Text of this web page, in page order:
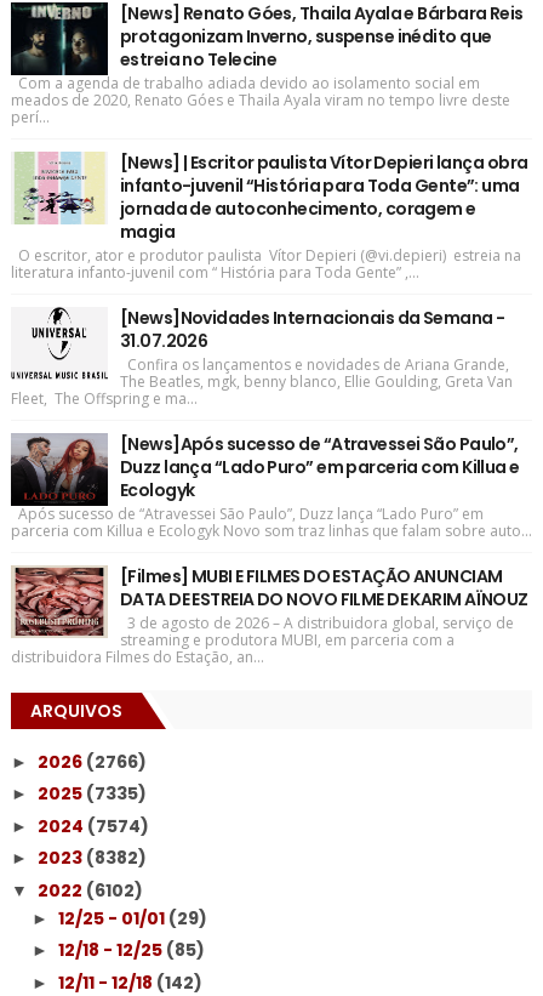
[News] Renato Góes, Thaila Ayala e Bárbara Reis
protagonizam Inverno, suspense inédito que
estreia no Telecine
Com a agenda de trabalho adiada devido ao isolamento social em
meados de 2020, Renato Góes e Thaila Ayala viram no tempo livre deste
perí...
[News] | Escritor paulista Vítor Depieri lança obra
infanto-juvenil “História para Toda Gente”: uma
jornada de autoconhecimento, coragem e
magia
O escritor, ator e produtor paulista Vítor Depieri (@vi.depieri) estreia na
literatura infanto-juvenil com “ História para Toda Gente” ,...
[News]Novidades Internacionais da Semana -
31.07.2026
Confira os lançamentos e novidades de Ariana Grande,
The Beatles, mgk, benny blanco, Ellie Goulding, Greta Van
Fleet, The Offspring e ma...
[News]Após sucesso de “Atravessei São Paulo”,
Duzz lança “Lado Puro” em parceria com Killua e
Ecologyk
Após sucesso de “Atravessei São Paulo”, Duzz lança “Lado Puro” em
parceria com Killua e Ecologyk Novo som traz linhas que falam sobre auto...
[Filmes] MUBI E FILMES DO ESTAÇÃO ANUNCIAM
DATA DE ESTREIA DO NOVO FILME DE KARIM AÏNOUZ
3 de agosto de 2026 – A distribuidora global, serviço de
streaming e produtora MUBI, em parceria com a
distribuidora Filmes do Estação, an...
ARQUIVOS
► 2026 (2766)
► 2025 (7335)
► 2024 (7574)
► 2023 (8382)
▼ 2022 (6102)
► 12/25 - 01/01 (29)
► 12/18 - 12/25 (85)
► 12/11 - 12/18 (142)